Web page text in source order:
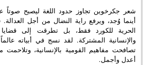
شعر جكرخوين تجاوز حدود اللغة ليصبح صوتاً
أينما وُجد، ويرفع راية النضال من أجل
الحرية للكورد فقط، بل تطرقت إلى قضايا
والإنسانية المشتركة. لقد نسج في أبياته
تصافحت مفاهيم القومية بالإنسانية، وتلاحمت
أعدل وأجمل.